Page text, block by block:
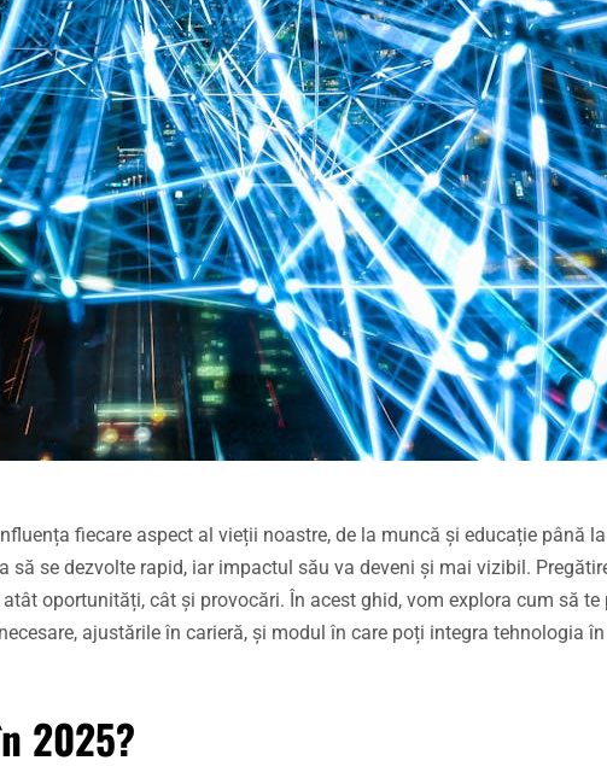
fiecare aspect al vieții noastre, de la muncă și educație până
se dezvolte rapid, iar impactul său va deveni și mai vizibil.
oportunități, cât și provocări. În acest ghid, vom explora cum să te
ajustările în carieră, și modul în care poți integra tehnologia
2025?